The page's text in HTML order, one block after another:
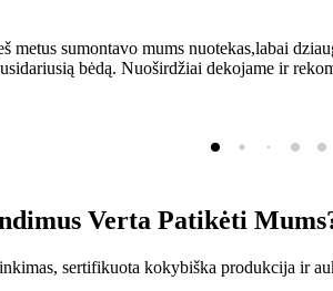
sumontavo mums nuotekas,labai
bėdą. Nuoširdžiai dekojame ir
Verta Patikėti
sertifikuota kokybiška produkcija ir